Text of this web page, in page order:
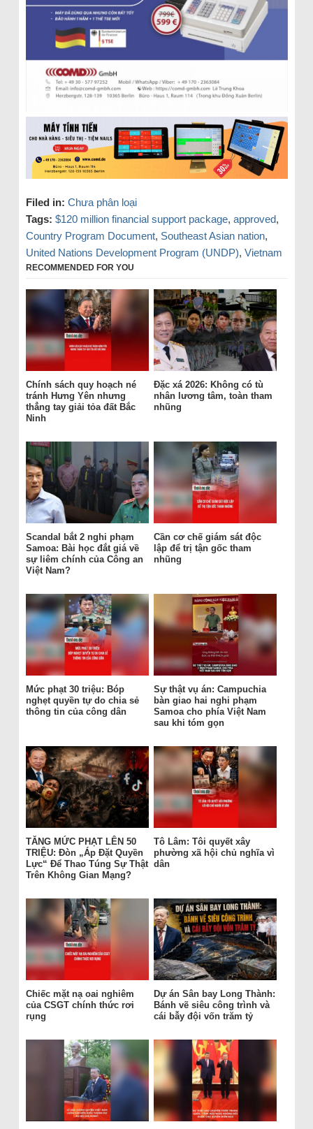
Filed in: Chưa phân loại
Tags: $120 million financial support package, approved,
Country Program Document, Southeast Asian nation,
United Nations Development Program (UNDP), Vietnam
RECOMMENDED FOR YOU
Chính sách quy hoạch né
tránh Hưng Yên nhưng
thẳng tay giải tỏa đất Bắc
Ninh
Đặc xá 2026: Không có tù
nhân lương tâm, toàn tham
nhũng
Scandal bắt 2 nghi phạm
Samoa: Bài học đắt giá về
sự liêm chính của Công an
Việt Nam?
Cần cơ chế giám sát độc
lập để trị tận gốc tham
nhũng
Mức phạt 30 triệu: Bóp
nghẹt quyền tự do chia sẻ
thông tin của công dân
Sự thật vụ án: Campuchia
bàn giao hai nghi phạm
Samoa cho phía Việt Nam
sau khi tóm gọn
TĂNG MỨC PHẠT LÊN 50
TRIỆU: Đòn „Áp Đặt Quyền
Lực“ Để Thao Túng Sự Thật
Trên Không Gian Mạng?
Tô Lâm: Tôi quyết xây
phường xã hội chủ nghĩa vì
dân
Chiếc mặt nạ oai nghiêm
của CSGT chính thức rơi
rụng
Dự án Sân bay Long Thành:
Bánh vẽ siêu công trình và
cái bẫy đội vốn trăm tỷ